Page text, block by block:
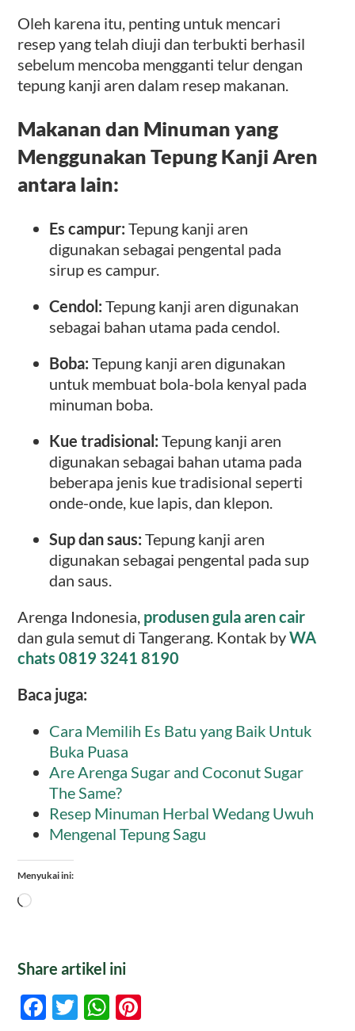
Oleh karena itu, penting untuk mencari
resep yang telah diuji dan terbukti berhasil
sebelum mencoba mengganti telur dengan
tepung kanji aren dalam resep makanan.
Makanan dan Minuman yang
Menggunakan Tepung Kanji Aren
antara lain:
Es campur: Tepung kanji aren
digunakan sebagai pengental pada
sirup es campur.
Cendol:Tepung kanji aren digunakan
sebagai bahan utama pada cendol.
Boba:Tepung kanji aren digunakan
untuk membuat bola-bola kenyal pada
minuman boba.
Kue tradisional:Tepung kanji aren
digunakan sebagai bahan utama pada
beberapa jenis kue tradisional seperti
onde-onde, kue lapis, dan klepon.
Sup dan saus:Tepung kanji aren
digunakan sebagai pengental pada sup
dan saus.
Arenga Indonesia, produsen gula aren cair
dan gula semut di Tangerang. Kontak byWA
chats 0819 3241 8190
Baca juga:
Cara Memilih Es Batu yang Baik Untuk
Buka Puasa
Are Arenga Sugar and Coconut Sugar
The Same?
Resep Minuman Herbal Wedang Uwuh
Mengenal Tepung Sagu
Menyukai ini:
Memuat...
Share artikel ini
Facebook
TwitterWhatsApp